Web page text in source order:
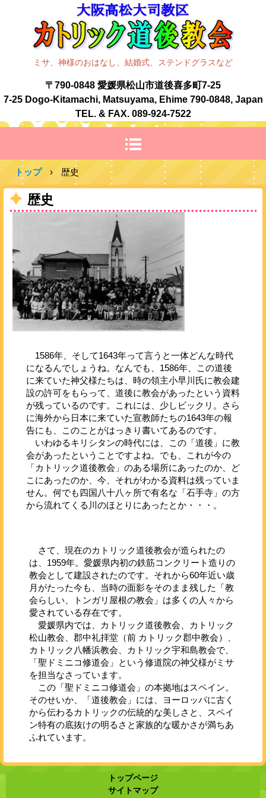
ミサ、神様のおはなし、結婚式、ステンドグラスなど
〒790-0848 愛媛県松山市道後喜多町7-25
7-25 Dogo-Kitamachi, Matsuyama, Ehime 790-0848, Japan
TEL. & FAX. 089-924-7522
トップ › 歴史
歴史
1586年、そして1643年って言うと一体どんな時代
になるんでしょうね。なんでも、1586年、この道後
に来ていた神父様たちは、時の領主小早川氏に教会建
設の許可をもらって、道後に教会があったという資料
が残っているのです。これには、少しビックリ。さら
に海外から日本に来ていた宣教師たちの1643年の報
告にも、このことがはっきり書いてあるのです。
いわゆるキリシタンの時代には、この「道後」に教
会があったということですよね。でも、これが今の
「カトリック道後教会」のある場所にあったのか、ど
こにあったのか、今、それがわかる資料は残っていま
せん。何でも四国八十八ヶ所で有名な「石手寺」の方
から流れてくる川のほとりにあったとか・・・。
さて、現在のカトリック道後教会が造られたの
は、1959年。愛媛県内初の鉄筋コンクリート造りの
教会として建設されたのです。それから60年近い歳
月がたった今も、当時の面影をそのまま残した「教
会らしい、トンガリ屋根の教会」は多くの人々から
愛されている存在です。
愛媛県内では、カトリック道後教会、カトリック
松山教会、郡中礼拝堂（前 カトリック郡中教会）、
カトリック八幡浜教会、カトリック宇和島教会で、
「聖ドミニコ修道会」という修道院の神父様がミサ
を担当なさっています。
この「聖ドミニコ修道会」の本拠地はスペイン。
そのせいか、「道後教会」には、ヨーロッパに古く
から伝わるカトリックの伝統的な美しさと、スペイ
ン特有の底抜けの明るさと家族的な暖かさが満ちあ
ふれています。
トップページ
サイトマップ